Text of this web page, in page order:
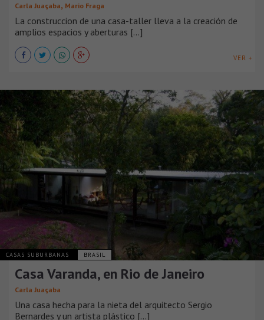
Carla Juaçaba, Mario Fraga
La construccion de una casa-taller lleva a la creación de
amplios espacios y aberturas [...]
VER +
CASAS SUBURBANAS BRASIL
Casa Varanda, en Rio de Janeiro
Carla Juaçaba
Una casa hecha para la nieta del arquitecto Sergio
Bernardes y un artista plástico [...]